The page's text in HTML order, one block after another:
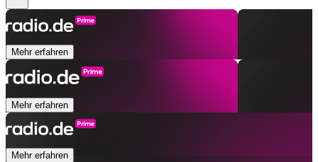
Mehr erfahren
Mehr erfahren
Mehr erfahren